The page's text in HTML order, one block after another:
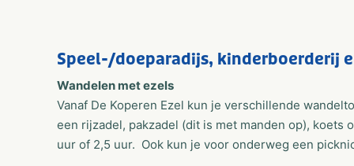
Speel-/doeparadijs, kinderboerderij
Wandelen met ezels
Vanaf De Koperen Ezel kun je verschillende
een rijzadel, pakzadel (dit is met manden op), koets
uur of 2,5 uur. Ook kun je voor onderweg een